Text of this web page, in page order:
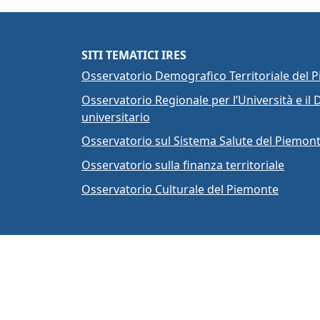
Per
SITI TEMATICI IRES
Osservatorio Demografico Territoriale del
Osservatorio Regionale per l’Università e il
universitario
Osservatorio sul Sistema Salute del
Osservatorio sulla finanza territoriale
Osservatorio Culturale del Piemonte